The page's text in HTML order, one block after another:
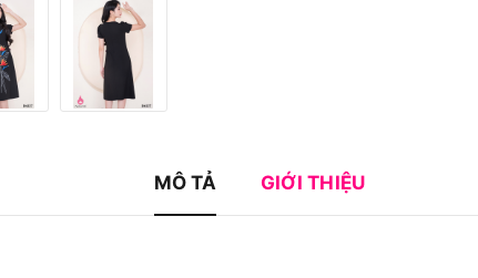
MÔ TẢ GIỚI THIỆU